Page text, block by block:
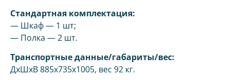
Стандартная комплектация:
— Шкаф — 1 шт;
— Полка — 2 шт.
Транспортные данные/габариты/вес:
ДхШхВ 885х735х1005, вес 92 кг.